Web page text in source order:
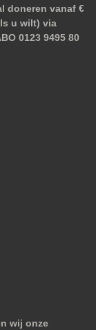
doneren vanaf €
u wilt) via
0123 9495 80
wij onze